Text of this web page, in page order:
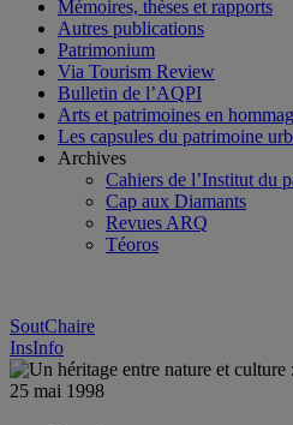
Mémoires, thèses et rapports
Autres publications
Patrimonium
Via Tourism Review
Bulletin de l’AQPI
Arts et patrimoines en
Les capsules du patrimoine
Archives
Cahiers de l’Institut du
Cap aux Diamants
Revues ARQ
Téoros
SoutChaire
InsInfo
25 mai 1998